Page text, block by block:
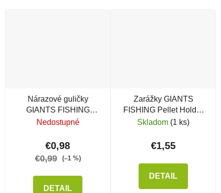
Nárazové guličky
GIANTS FISHING
Rubber Beads
Nedostupné
€0,98
€0,99 (–1 %)
DETAIL
Zarážky GIANTS
FISHING Pellet Holder
Clear
Skladom (1 ks)
€1,55
DETAIL